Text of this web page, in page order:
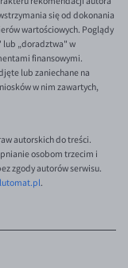
się od dokonania
wartościowych. Poglądy
lub „doradztwa" w
finansowymi.
lub zaniechane na
w nim zawartych,
autorskich do treści.
osobom trzecim i
zgody autorów serwisu.
.